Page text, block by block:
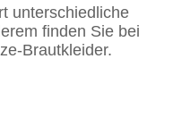
unterschiedliche
finden Sie bei
Brautkleider.